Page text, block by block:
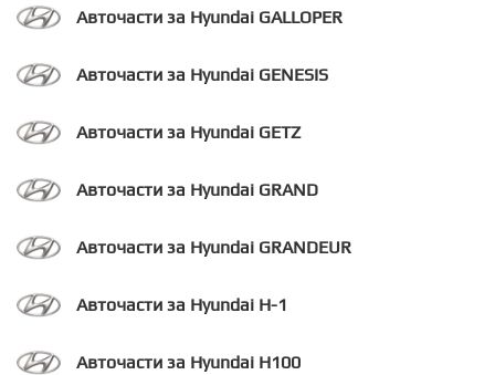
Авточасти за Hyundai GALLOPER
Авточасти за Hyundai GENESIS
Авточасти за Hyundai GETZ
Авточасти за Hyundai GRAND
Авточасти за Hyundai GRANDEUR
Авточасти за Hyundai H-1
Авточасти за Hyundai H100